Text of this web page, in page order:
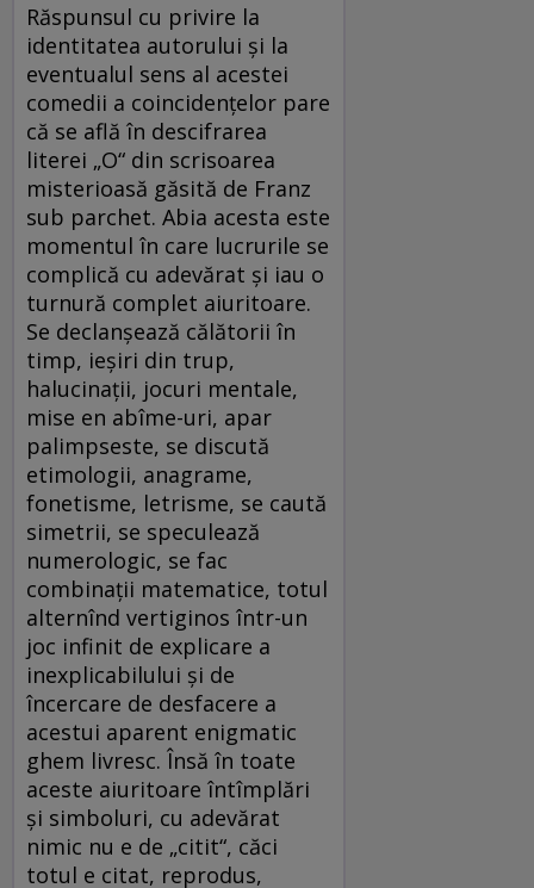
Răspunsul cu privire la
identitatea autorului şi la
eventualul sens al acestei
comedii a coincidenţelor pare
că se află în descifrarea
literei „O“ din scrisoarea
misterioasă găsită de Franz
sub parchet. Abia acesta este
momentul în care lucrurile se
complică cu adevărat şi iau o
turnură complet aiuritoare.
Se declanşează călătorii în
timp, ieşiri din trup,
halucinaţii, jocuri mentale,
mise en abîme-uri, apar
palimpseste, se discută
etimologii, anagrame,
fonetisme, letrisme, se caută
simetrii, se speculează
numerologic, se fac
combinaţii matematice, totul
alternînd vertiginos într-un
joc infinit de explicare a
inexplicabilului şi de
încercare de desfacere a
acestui aparent enigmatic
ghem livresc. Însă în toate
aceste aiuritoare întîmplări
şi simboluri, cu adevărat
nimic nu e de „citit“, căci
totul e citat, reprodus,